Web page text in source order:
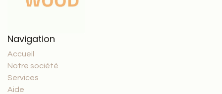
Navigation
Accueil
Notre société
Services
Aide